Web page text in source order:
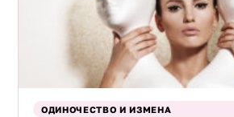
ОДИНОЧЕСТВО И ИЗМЕНА